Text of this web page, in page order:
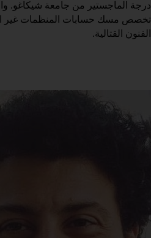
الفنون القتالية.